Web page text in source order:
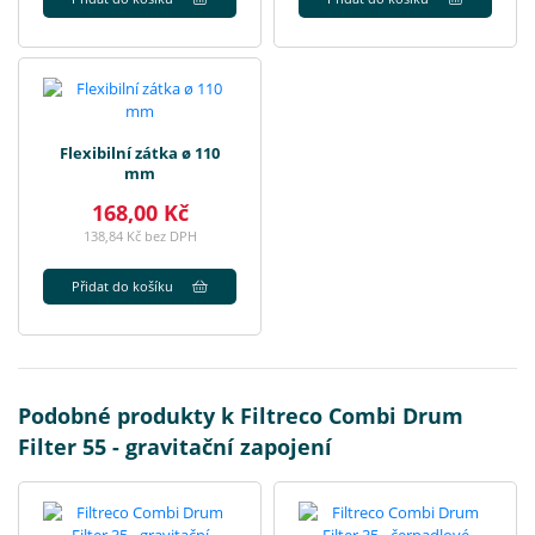
Flexibilní zátka ø 110
mm
168,00 Kč
138,84 Kč bez DPH
Přidat do košíku
Podobné produkty k Filtreco Combi Drum
Filter 55 - gravitační zapojení